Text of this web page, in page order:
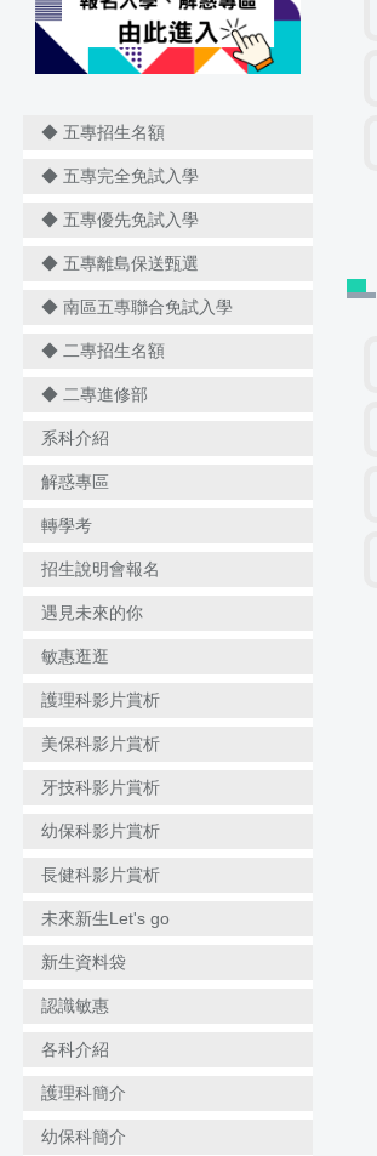
◆ 五專招生名額
◆ 五專完全免試入學
◆ 五專優先免試入學
◆ 五專離島保送甄選
◆ 南區五專聯合免試入學
◆ 二專招生名額
◆ 二專進修部
系科介紹
解惑專區
轉學考
招生說明會報名
遇見未來的你
敏惠逛逛
護理科影片賞析
美保科影片賞析
牙技科影片賞析
幼保科影片賞析
長健科影片賞析
未來新生Let's go
新生資料袋
認識敏惠
各科介紹
護理科簡介
幼保科簡介